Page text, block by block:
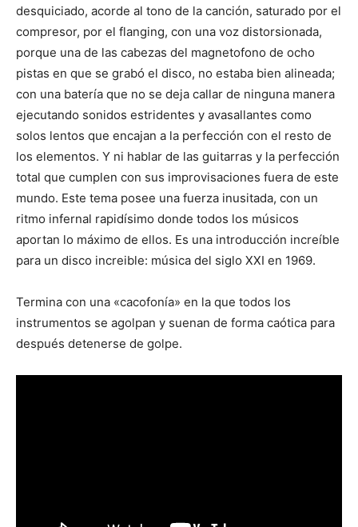
desquiciado, acorde al tono de la canción, saturado por el
compresor, por el flanging, con una voz distorsionada,
porque una de las cabezas del magnetofono de ocho
pistas en que se grabó el disco, no estaba bien alineada;
con una batería que no se deja callar de ninguna manera
ejecutando sonidos estridentes y avasallantes como
solos lentos que encajan a la perfección con el resto de
los elementos. Y ni hablar de las guitarras y la perfección
total que cumplen con sus improvisaciones fuera de este
mundo. Este tema posee una fuerza inusitada, con un
ritmo infernal rapidísimo donde todos los músicos
aportan lo máximo de ellos. Es una introducción increíble
para un disco increible: música del siglo XXI en 1969.
Termina con una «cacofonía» en la que todos los
instrumentos se agolpan y suenan de forma caótica para
después detenerse de golpe.